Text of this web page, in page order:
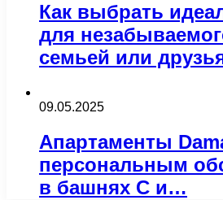
Как выбрать
для
семьей или
09.05.2025
Апартаменты
персональным
в башнях C и…